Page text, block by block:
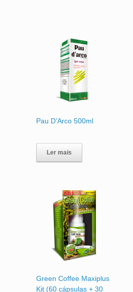
Pau D’Arco 500ml
Ler mais
Green Coffee Maxiplus
Kit (60 cápsulas + 30